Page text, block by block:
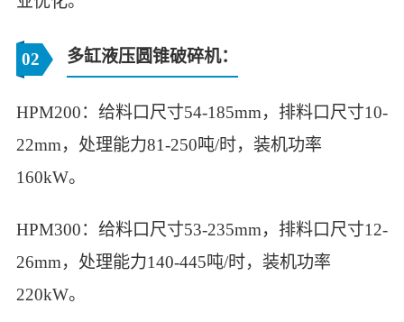
02 ‌‌多缸液压圆锥破碎机‌：
HPM200：给料口尺寸54-185mm，排料口尺寸10-
22mm，处理能力81-250吨/时，装机功率
160kW。
HPM300：给料口尺寸53-235mm，排料口尺寸12-
26mm，处理能力140-445吨/时，装机功率
220kW。